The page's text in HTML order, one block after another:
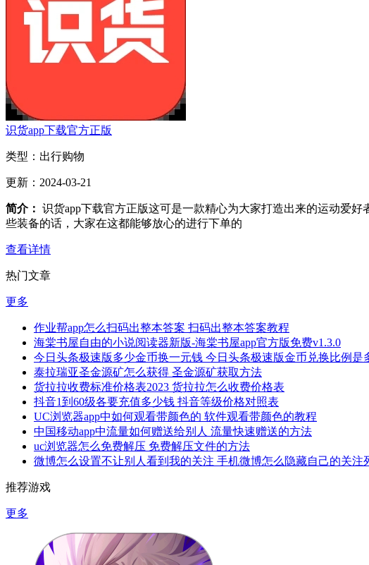
识货app下载官方正版
类型： 出行购物
更新： 2024-03-21
简介： 识货app下载官方正版这可是一款精心为大家打造出来的运动爱
些装备的话，大家在这都能够放心的进行下单的
查看详情
热门文章
更多
作业帮app怎么扫码出整本答案 扫码出整本答案教程
海棠书屋自由的小说阅读器新版-海棠书屋app官方版免费v1.3.0
今日头条极速版多少金币换一元钱 今日头条极速版金币兑换比例是
泰拉瑞亚圣金源矿怎么获得 圣金源矿获取方法
货拉拉收费标准价格表2023 货拉拉怎么收费价格表
抖音1到60级各要充值多少钱 抖音等级价格对照表
UC浏览器app中如何观看带颜色的 软件观看带颜色的教程
中国移动app中流量如何赠送给别人 流量快速赠送的方法
uc浏览器怎么免费解压 免费解压文件的方法
微博怎么设置不让别人看到我的关注 手机微博怎么隐藏自己的关注
推荐游戏
更多